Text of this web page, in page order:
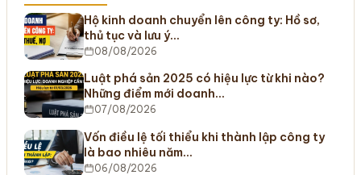
Hộ kinh doanh chuyển lên công ty: Hồ sơ,
thủ tục và lưu ý…
08/08/2026
Luật phá sản 2025 có hiệu lực từ khi nào?
Những điểm mới doanh…
07/08/2026
Vốn điều lệ tối thiểu khi thành lập công ty
là bao nhiêu năm…
06/08/2026